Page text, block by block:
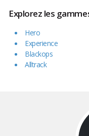
Explorez les
Hero
Experience
Blackops
Alltrack